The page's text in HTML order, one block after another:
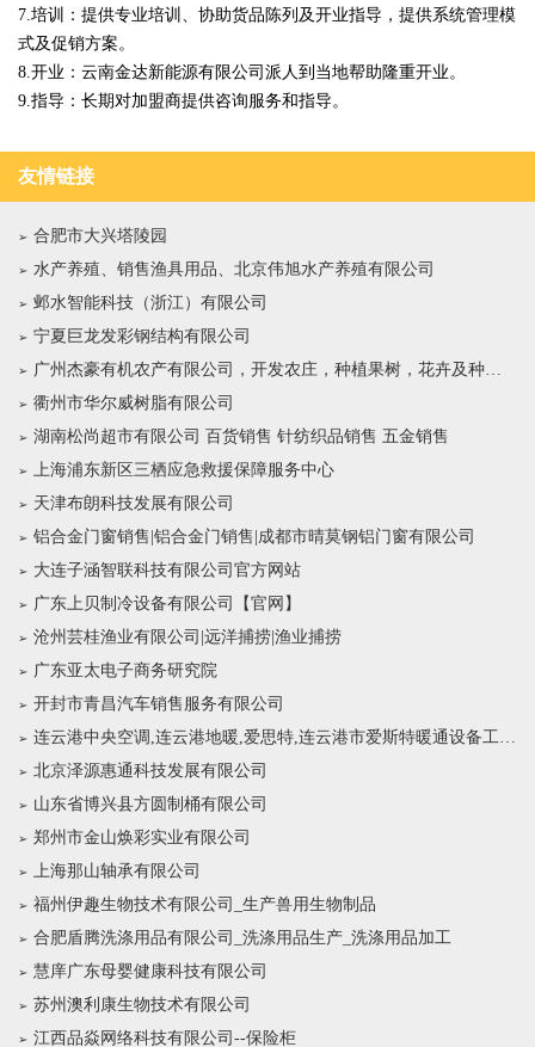
7.培训：提供专业培训、协助货品陈列及开业指导，提供系统管理模
式及促销方案。
8.开业：云南金达新能源有限公司派人到当地帮助隆重开业。
9.指导：长期对加盟商提供咨询服务和指导。
友情链接
合肥市大兴塔陵园
水产养殖、销售渔具用品、北京伟旭水产养殖有限公司
邺水智能科技（浙江）有限公司
宁夏巨龙发彩钢结构有限公司
广州杰豪有机农产有限公司，开发农庄，种植果树，花卉及种苗繁殖，禽畜水产养殖及加工
衢州市华尔威树脂有限公司
湖南松尚超市有限公司 百货销售 针纺织品销售 五金销售
上海浦东新区三栖应急救援保障服务中心
天津布朗科技发展有限公司
铝合金门窗销售|铝合金门销售|成都市晴莫钢铝门窗有限公司
大连子涵智联科技有限公司官方网站
广东上贝制冷设备有限公司【官网】
沧州芸桂渔业有限公司|远洋捕捞|渔业捕捞
广东亚太电子商务研究院
开封市青昌汽车销售服务有限公司
连云港中央空调,连云港地暖,爱思特,连云港市爱斯特暖通设备工程有限公司
北京泽源惠通科技发展有限公司
山东省博兴县方圆制桶有限公司
郑州市金山焕彩实业有限公司
上海那山轴承有限公司
福州伊趣生物技术有限公司_生产兽用生物制品
合肥盾腾洗涤用品有限公司_洗涤用品生产_洗涤用品加工
慧庠广东母婴健康科技有限公司
苏州澳利康生物技术有限公司
江西品焱网络科技有限公司--保险柜